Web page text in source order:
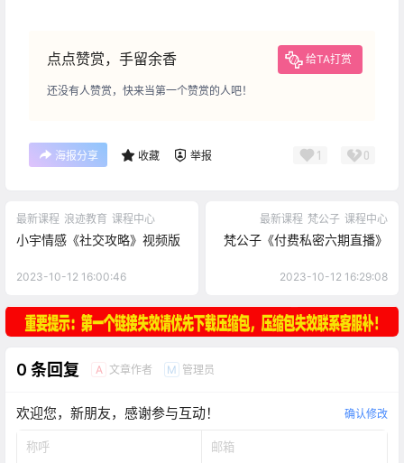
点点赞赏，手留余香 给TA打赏
还没有人赞赏，快来当第一个赞赏的人吧！
海报分享 收藏 举报 1 0
最新课程 浪迹教育 课程中心
小宇情感《社交攻略》视频版
2023-10-12 16:00:46
最新课程 梵公子 课程中心
梵公子《付费私密六期直播》
2023-10-12 16:29:08
0 条回复 A 文章作者 M 管理员
欢迎您，新朋友，感谢参与互动！ 确认修改